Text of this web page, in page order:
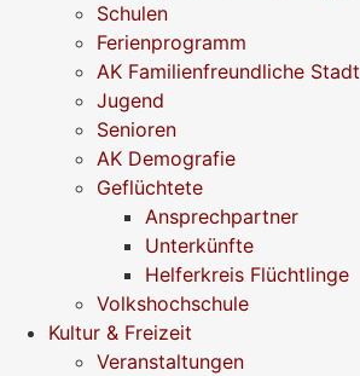
Schulen
Ferienprogramm
AK Familienfreundliche Stadt
Jugend
Senioren
AK Demografie
Geflüchtete
Ansprechpartner
Unterkünfte
Helferkreis Flüchtlinge
Volkshochschule
Kultur & Freizeit
Veranstaltungen